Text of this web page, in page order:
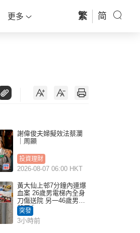
更多 繁 简
謝偉俊夫婦擬效法蔡瀾
｜周顯
投資理財
2026-08-07 06:00 HKT
黃大仙上邨7分鐘內連爆
血案 26歲男電梯內全身
刀傷送院 另一46歲男倒
斃平台
突發
3小時前